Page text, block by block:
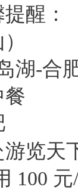
醒：
湖-合
餐
览天
100